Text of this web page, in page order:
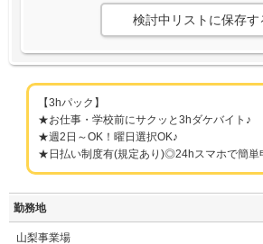
検討中リストに保存す
【3hパック】
★お仕事・学校前にサクッと3hダケバイト♪
★週2日～OK！曜日選択OK♪
★日払い制度有(規定あり)◎24hスマホで簡単
勤務地
山梨事業場